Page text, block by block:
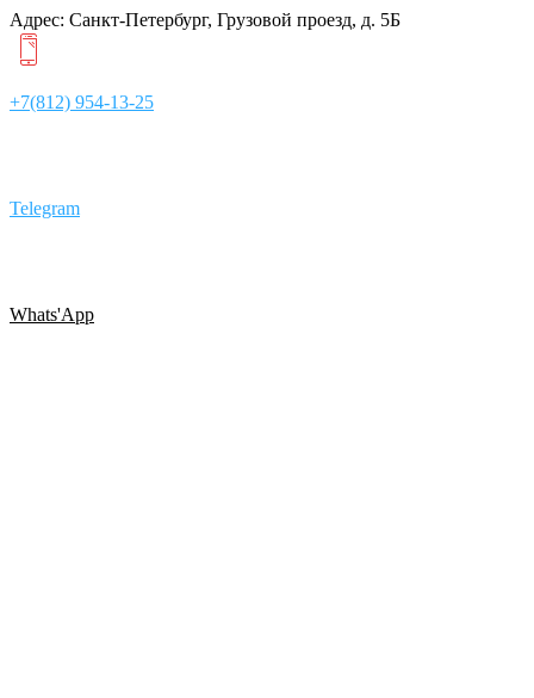
Адрес: Санкт-Петербург, Грузовой проезд, д. 5Б
+7(812) 954-13-25
Telegram
Whats'App